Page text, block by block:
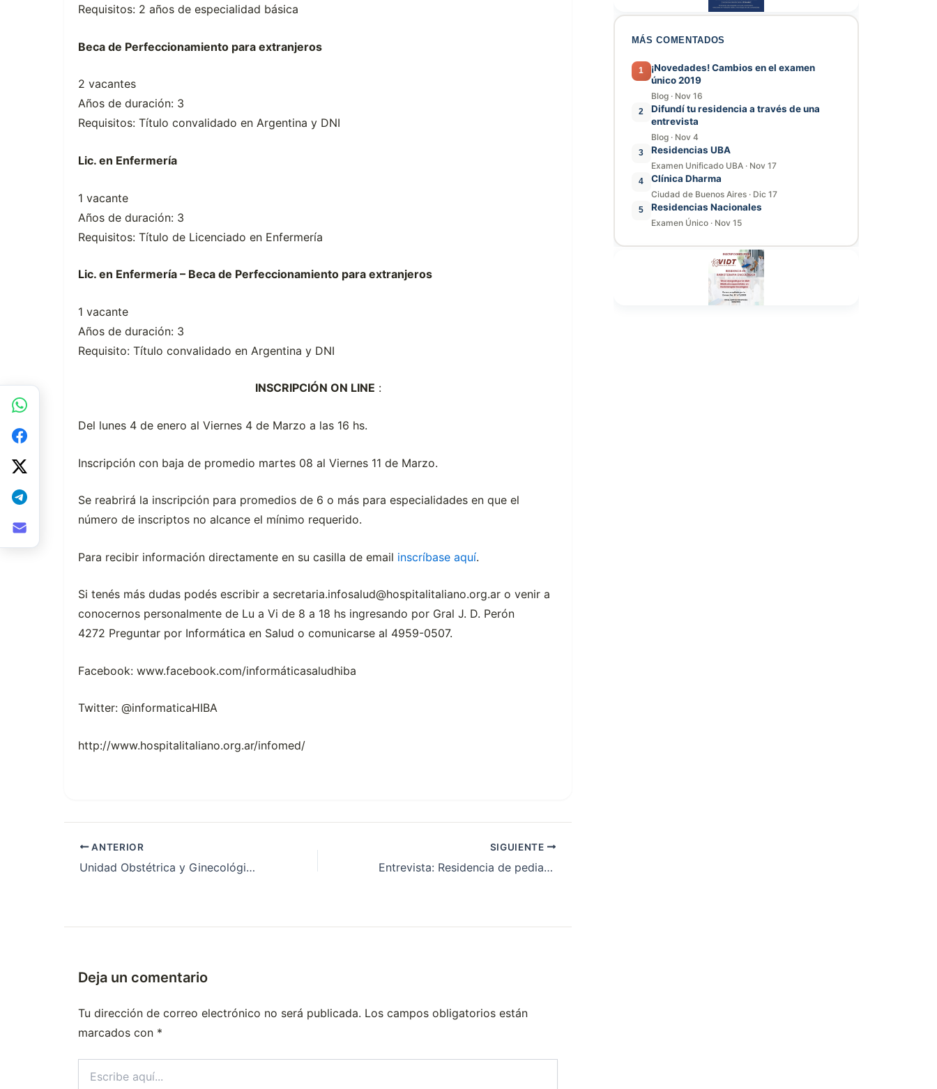
Requisitos: 2 años de especialidad básica
Beca de Perfeccionamiento para extranjeros
2 vacantes
Años de duración: 3
Requisitos: Título convalidado en Argentina y DNI
Lic. en Enfermería
1 vacante
Años de duración: 3
Requisitos: Título de Licenciado en Enfermería
Lic. en Enfermería – Beca de Perfeccionamiento para extranjeros
1 vacante
Años de duración: 3
Requisito: Título convalidado en Argentina y DNI
INSCRIPCIÓN ON LINE :
Del lunes 4 de enero al Viernes 4 de Marzo a las 16 hs.
Inscripción con baja de promedio martes 08 al Viernes 11 de Marzo.
Se reabrirá la inscripción para promedios de 6 o más para especialidades en que el
número de inscriptos no alcance el mínimo requerido.
Para recibir información directamente en su casilla de email inscríbase aquí.
Si tenés más dudas podés escribir a secretaria.infosalud@hospitalitaliano.org.ar o venir a
conocernos personalmente de Lu a Vi de 8 a 18 hs ingresando por Gral J. D. Perón
4272 Preguntar por Informática en Salud o comunicarse al 4959-0507.
Facebook: www.facebook.com/informáticasaludhiba
Twitter: @informaticaHIBA
http://www.hospitalitaliano.org.ar/infomed/
ANTERIOR
Unidad Obstétrica y Ginecológica
SIGUIENTE
Entrevista: Residencia de pediatría en el HIGA Vicente López y Planes de Gral Rodríguez
Deja un comentario
Tu dirección de correo electrónico no será publicada. Los campos obligatorios están
marcados con *
aquí...
MÁS COMENTADOS
1
¡Novedades! Cambios en el examen
único 2019
Blog · Nov 16
2
Difundí tu residencia a través de una
entrevista
Blog · Nov 4
3 Residencias UBA
Examen Unificado UBA · Nov 17
4 Clínica Dharma
Ciudad de Buenos Aires · Dic 17
5 Residencias Nacionales
Examen Único · Nov 15